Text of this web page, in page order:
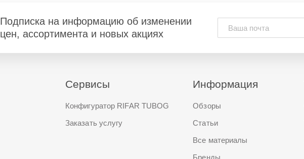
Подписка на информацию об изменении
цен, ассортимента и новых акциях
Сервисы
Конфигуратор RIFAR TUBOG
Заказать услугу
Информация
Обзоры
Статьи
Все материалы
Бренды